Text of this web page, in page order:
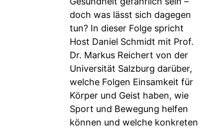
doch was lässt sich dagegen
tun? In dieser Folge spricht
Host Daniel Schmidt mit Prof.
Dr. Markus Reichert von der
Universität Salzburg darüber,
welche Folgen Einsamkeit für
Körper und Geist haben, wie
Sport und Bewegung helfen
können und welche konkreten